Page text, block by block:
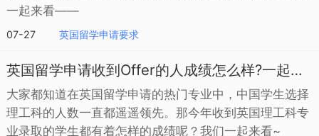
一起来看——
07-27 英国留学申请要求
英国留学申请收到Offer的人成绩怎么样?一起来看
大家都知道在英国留学申请的热门专业中，中国学生选择
理工科的人数一直都遥遥领先。那今年收到英国理工科专
业录取的学生都有着怎样的成绩呢？我们一起来看~